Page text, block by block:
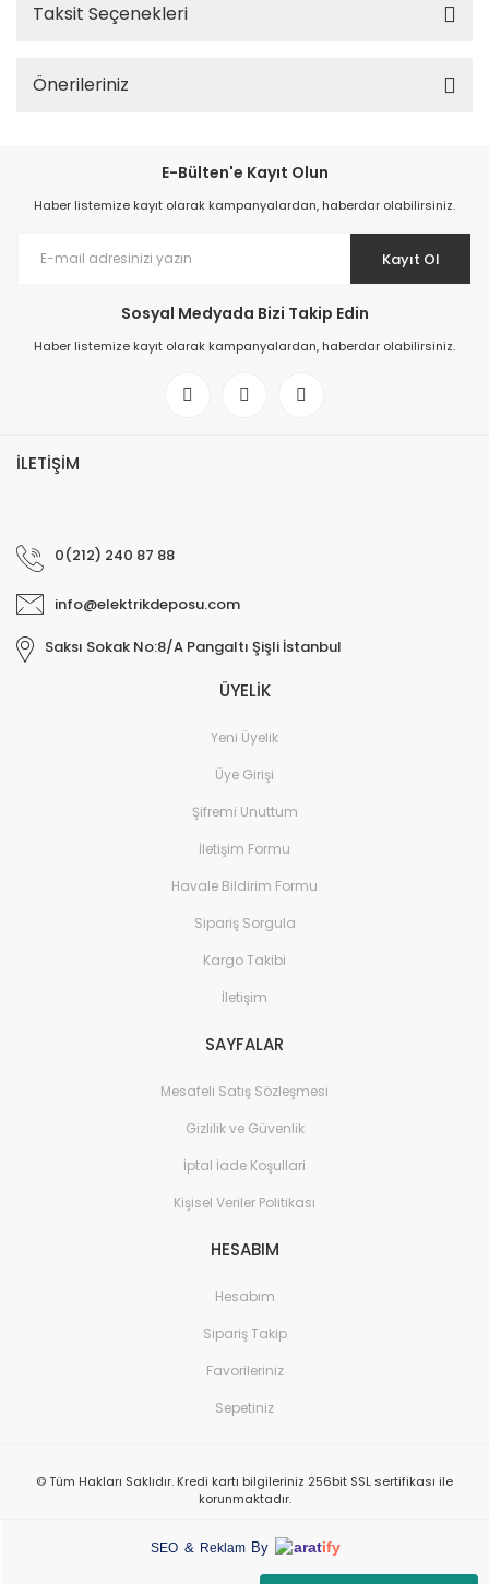
Taksit Seçenekleri
Önerileriniz
E-Bülten'e Kayıt Olun
Haber listemize kayıt olarak kampanyalardan, haberdar olabilirsiniz.
Kayıt Ol
Sosyal Medyada Bizi Takip Edin
Haber listemize kayıt olarak kampanyalardan, haberdar olabilirsiniz.
İLETİŞİM
0(212) 240 87 88
info@elektrikdeposu.com
Saksı Sokak No:8/A Pangaltı Şişli İstanbul
ÜYELİK
Yeni Üyelik
Üye Girişi
Şifremi Unuttum
İletişim Formu
Havale Bildirim Formu
Sipariş Sorgula
Kargo Takibi
İletişim
SAYFALAR
Mesafeli Satış Sözleşmesi
Gizlilik ve Güvenlik
İptal İade Koşullari
Kişisel Veriler Politikası
HESABIM
Hesabım
Sipariş Takip
Favorileriniz
Sepetiniz
© Tüm Hakları Saklıdır. Kredi kartı bilgileriniz 256bit SSL sertifikası ile
korunmaktadır.
SEO & Reklam By aratify